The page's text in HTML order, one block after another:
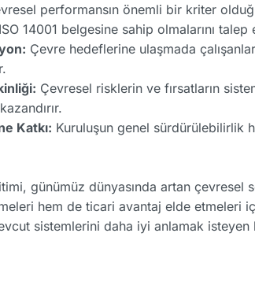
performansın önemli bir kriter
14001 belgesine sahip olmalarını talep
Çevre hedeflerine ulaşmada
Çevresel risklerin ve fırsatların
Katkı: Kuruluşun genel sürdürülebilirlik
günümüz dünyasında artan çevresel
hem de ticari avantaj elde etmeleri
sistemlerini daha iyi anlamak